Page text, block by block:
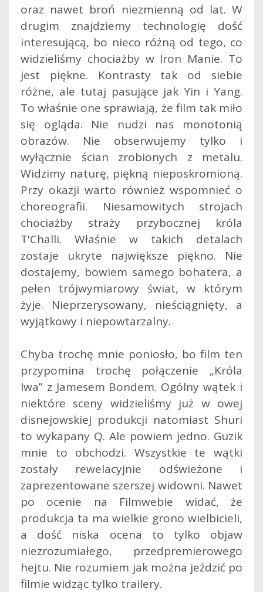
oraz nawet broń niezmienną od lat. W
drugim znajdziemy technologię dość
interesującą, bo nieco różną od tego, co
widzieliśmy chociażby w Iron Manie. To
jest piękne. Kontrasty tak od siebie
różne, ale tutaj pasujące jak Yin i Yang.
To właśnie one sprawiają, że film tak miło
się ogląda. Nie nudzi nas monotonią
obrazów. Nie obserwujemy tylko i
wyłącznie ścian zrobionych z metalu.
Widzimy naturę, piękną nieposkromioną.
Przy okazji warto również wspomnieć o
choreografii. Niesamowitych strojach
chociażby straży przybocznej króla
T'Challi. Właśnie w takich detalach
zostaje ukryte największe piękno. Nie
dostajemy, bowiem samego bohatera, a
pełen trójwymiarowy świat, w którym
żyje. Nieprzerysowany, nieściągnięty, a
wyjątkowy i niepowtarzalny.
Chyba trochę mnie poniosło, bo film ten
przypomina trochę połączenie „Króla
lwa” z Jamesem Bondem. Ogólny wątek i
niektóre sceny widzieliśmy już w owej
disnejowskiej produkcji natomiast Shuri
to wykapany Q. Ale powiem jedno. Guzik
mnie to obchodzi. Wszystkie te wątki
zostały rewelacyjnie odświeżone i
zaprezentowane szerszej widowni. Nawet
po ocenie na Filmwebie widać, że
produkcja ta ma wielkie grono wielbicieli,
a dość niska ocena to tylko objaw
niezrozumiałego, przedpremierowego
hejtu. Nie rozumiem jak można jeździć po
filmie widząc tylko trailery.